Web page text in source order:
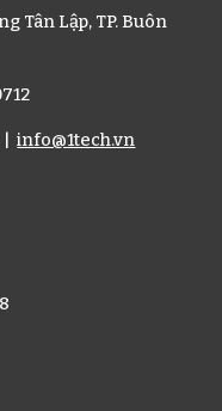
Tân Lập, TP.Buôn
|info@1tech.vn